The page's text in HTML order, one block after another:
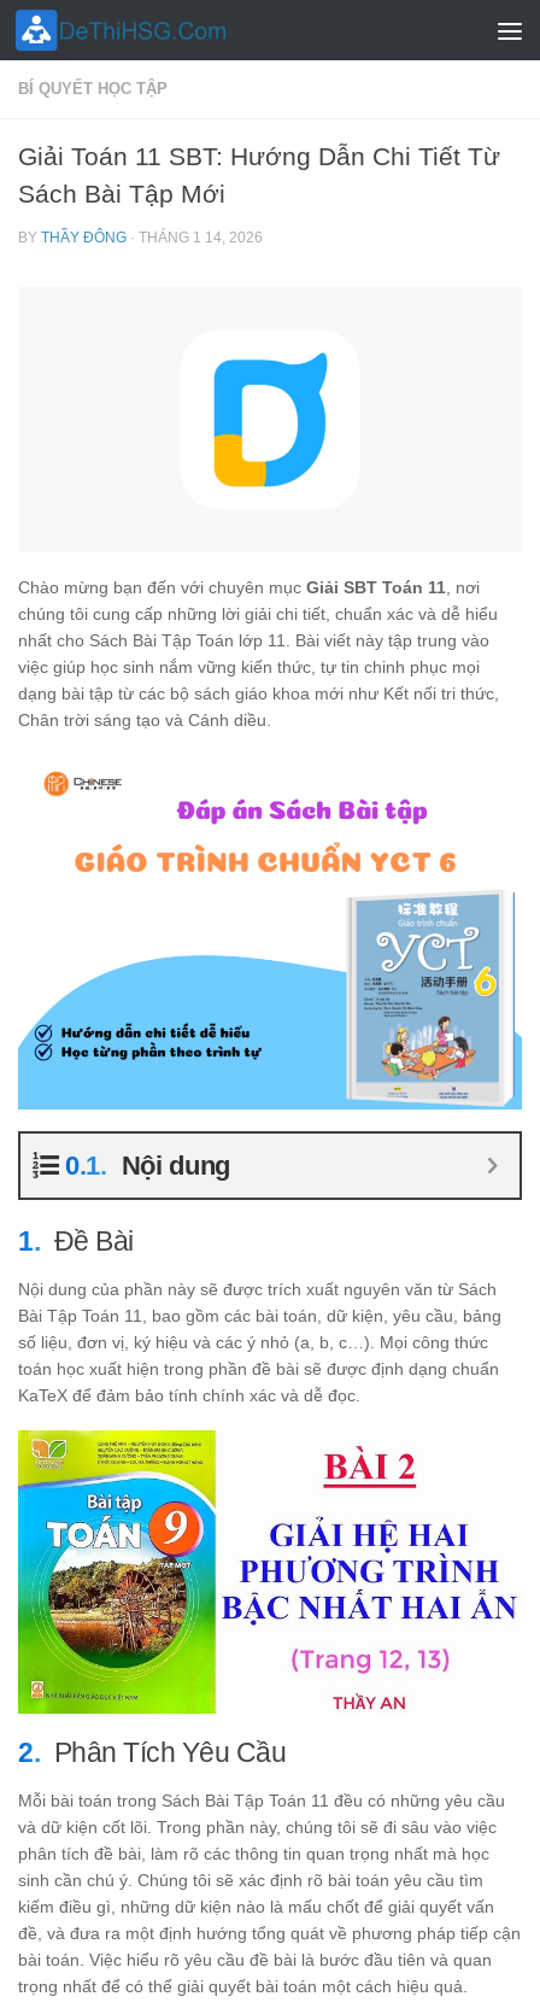
Skip to content
BÍ QUYẾT HỌC TẬP
Giải Toán 11 SBT: Hướng Dẫn Chi Tiết Từ
Sách Bài Tập Mới
BY THẦY ĐÔNG · THÁNG 1 14, 2026
Chào mừng bạn đến với chuyên mục Giải SBT Toán 11 , nơi
chúng tôi cung cấp những lời giải chi tiết, chuẩn xác và dễ hiểu
nhất cho Sách Bài Tập Toán lớp 11. Bài viết này tập trung vào
việc giúp học sinh nắm vững kiến thức, tự tin chinh phục mọi
dạng bài tập từ các bộ sách giáo khoa mới như Kết nối tri thức,
Chân trời sáng tạo và Cánh diều.
Nội dung
Đề Bài
Nội dung của phần này sẽ được trích xuất nguyên văn từ Sách
Bài Tập Toán 11, bao gồm các bài toán, dữ kiện, yêu cầu, bảng
số liệu, đơn vị, ký hiệu và các ý nhỏ (a, b, c…). Mọi công thức
toán học xuất hiện trong phần đề bài sẽ được định dạng chuẩn
KaTeX để đảm bảo tính chính xác và dễ đọc.
Phân Tích Yêu Cầu
Mỗi bài toán trong Sách Bài Tập Toán 11 đều có những yêu cầu
và dữ kiện cốt lõi. Trong phần này, chúng tôi sẽ đi sâu vào việc
phân tích đề bài, làm rõ các thông tin quan trọng nhất mà học
sinh cần chú ý. Chúng tôi sẽ xác định rõ bài toán yêu cầu tìm
kiếm điều gì, những dữ kiện nào là mấu chốt để giải quyết vấn
đề, và đưa ra một định hướng tổng quát về phương pháp tiếp cận
bài toán. Việc hiểu rõ yêu cầu đề bài là bước đầu tiên và quan
trọng nhất để có thể giải quyết bài toán một cách hiệu quả.